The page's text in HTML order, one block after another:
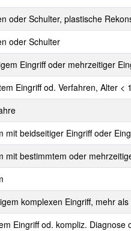
oder Schulter, plastische
oder Schulter
Eingriff oder mehrzeitiger
Eingriff od. Verfahren, Alter <
beidseitiger Eingriff oder
bestimmtem oder
komplexen Eingriff, mehr
Eingriff od. kompliz.